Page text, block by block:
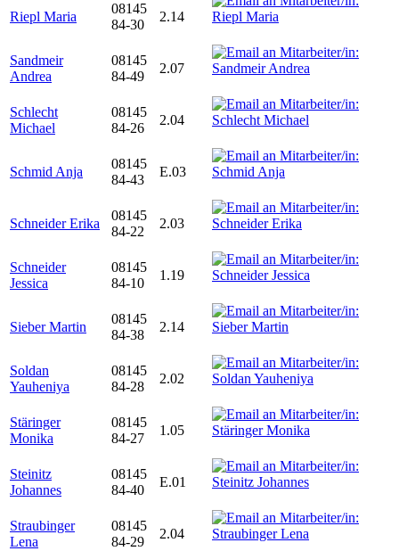
Riepl Maria
08145
84-30
2.14
Sandmeir
Andrea
08145
84-49
2.07
Schlecht
Michael
08145
84-26
2.04
Schmid Anja
08145
84-43
E.03
Schneider Erika
08145
84-22
2.03
Schneider
Jessica
08145
84-10
1.19
Sieber Martin
08145
84-38
2.14
Soldan
Yauheniya
08145
84-28
2.02
Stäringer
Monika
08145
84-27
1.05
Steinitz
Johannes
08145
84-40
E.01
Straubinger
Lena
08145
84-29
2.04